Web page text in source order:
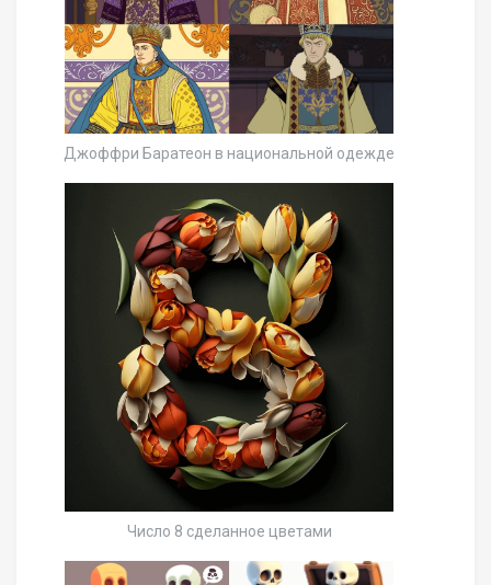
Джоффри Баратеон в национальной одежде
Число 8 сделанное цветами